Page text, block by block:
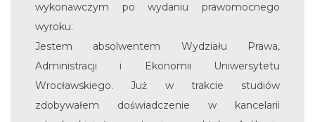
wykonawczym po wydaniu prawomocnego
wyroku.
Jestem absolwentem Wydziału Prawa,
Administracji i Ekonomii Uniwersytetu
Wrocławskiego. Już w trakcie studiów
zdobywałem doświadczenie w kancelarii